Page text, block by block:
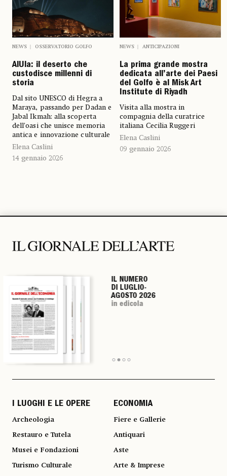
NEWS OSSERVATORIO GOLFO
AlUla: il deserto che
custodisce millenni di
storia
Dal sito UNESCO di Hegra a
Maraya, passando per Dadan e
Jabal Ikmah: alla scoperta
dell’oasi che unisce memoria
antica e innovazione culturale
Elena Caslini
14 gennaio 2026
NEWS ANTICIPAZIONI
La prima grande mostra
dedicata all’arte dei Paesi
del Golfo è al Misk Art
Institute di Riyadh
Visita alla mostra in
compagnia della curatrice
italiana Cecilia Ruggeri
Elena Caslini
09 gennaio 2026
IL NUMERO
DI LUGLIO-
AGOSTO 2026
in edicola
IL NUMERO
DI LUGLIO-
AGOSTO 2026
in edicola
IL NUMERO
DI LUGLIO-
AGOSTO 2026
in edicola
IL NUMERO
DI LUGLIO-
AGOSTO 2026
in edicola
I LUOGHI E LE OPERE
Archeologia
Restauro e Tutela
Musei e Fondazioni
Turismo Culturale
ECONOMIA
Fiere e Gallerie
Antiquari
Aste
Arte & Imprese